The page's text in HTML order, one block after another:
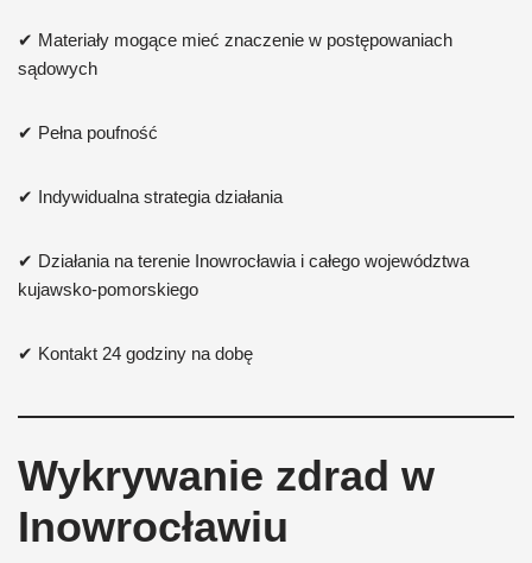
✔ Materiały mogące mieć znaczenie w postępowaniach
sądowych
✔ Pełna poufność
✔ Indywidualna strategia działania
✔ Działania na terenie Inowrocławia i całego województwa
kujawsko-pomorskiego
✔ Kontakt 24 godziny na dobę
Wykrywanie zdrad w
Inowrocławiu